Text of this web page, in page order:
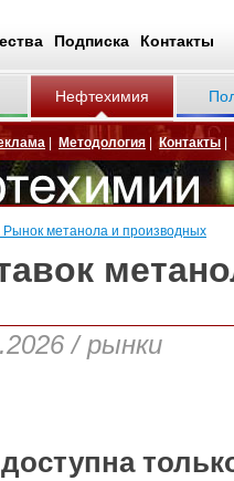
Подписка Контакты
Нефтехимия
Методология |Контакты
Рынок метанола и производных
/ рынки